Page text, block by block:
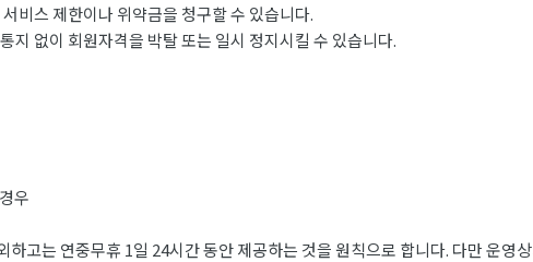
비스 제한이나 위약금을 청구할 수 있습니다.
없이 회원자격을 박탈 또는 일시 정지시킬 수 있습니다.
우
하고는 연중무휴 1일 24시간 동안 제공하는 것을 원칙으로 합니다. 다만 운영